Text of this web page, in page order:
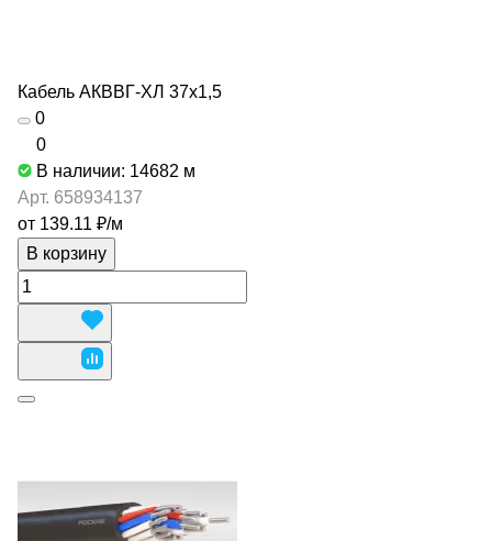
Кабель АКВВГ-ХЛ 37х1,5
0
0
В наличии: 14682 м
Арт. 658934137
от 139.11 ₽/м
В корзину